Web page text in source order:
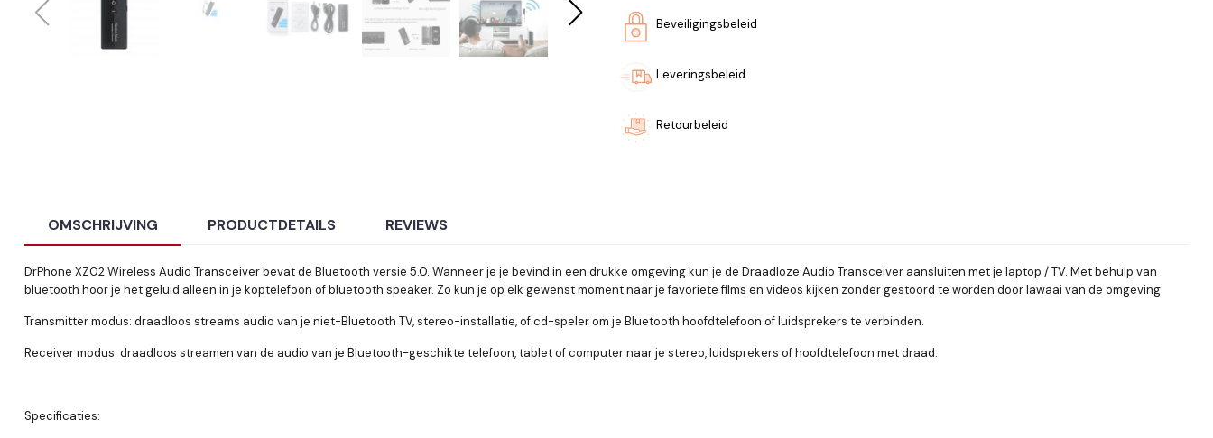
Beveiligingsbeleid
Leveringsbeleid
Retourbeleid
OMSCHRIJVING PRODUCTDETAILS REVIEWS
DrPhone XZ02 Wireless Audio Transceiver bevat de Bluetooth versie 5.0. Wanneer je je bevind in een drukke omgeving kun je de Draadloze Audio Transceiver aansluiten met je laptop / TV. Met behulp van
bluetooth hoor je het geluid alleen in je koptelefoon of bluetooth speaker. Zo kun je op elk gewenst moment naar je favoriete films en videos kijken zonder gestoord te worden door lawaai van de omgeving.
Transmitter modus: draadloos streams audio van je niet-Bluetooth TV, stereo-installatie, of cd-speler om je Bluetooth hoofdtelefoon of luidsprekers te verbinden.
Receiver modus: draadloos streamen van de audio van je Bluetooth-geschikte telefoon, tablet of computer naar je stereo, luidsprekers of hoofdtelefoon met draad.
Specificaties: